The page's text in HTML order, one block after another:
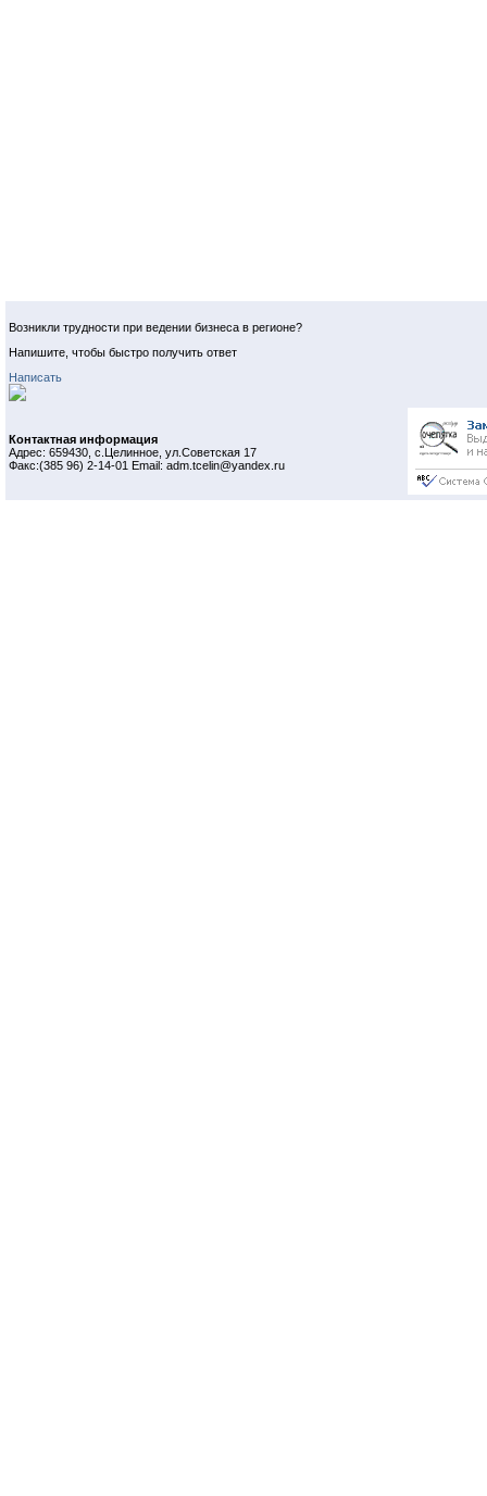
Возникли трудности при ведении бизнеса в регионе?
Напишите, чтобы быстро получить ответ
Написать
Контактная информация
Адрес: 659430, с.Целинное, ул.Советская 17
Факс:(385 96) 2-14-01 Email: adm.tcelin@yandex.ru